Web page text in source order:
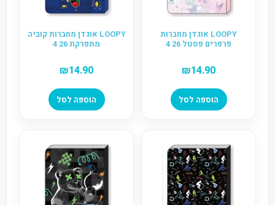
LOOPY אוגדן מחברות
פרפרים פסטל 26 4
₪14.90
הוספה לסל
LOOPY אוגדן מחברות קוביה
מתפרקת 26 4
₪14.90
הוספה לסל